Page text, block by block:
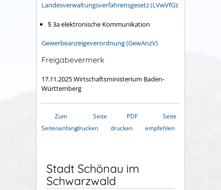
Landesverwaltungsverfahrensgesetz (LVwVfG):
§ 3a elektronische Kommunikation
Gewerbeanzeigeverordnung (GewAnzV)
Freigabevermerk
17.11.2025 Wirtschaftsministerium Baden-
Württemberg
Zum
Seitenanfang
Seite
drucken
PDF
drucken
Seite
empfehlen
Stadt Schönau im
Schwarzwald